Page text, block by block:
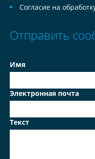
Согласие на
Отправить
Имя
Электронная почта
Текст